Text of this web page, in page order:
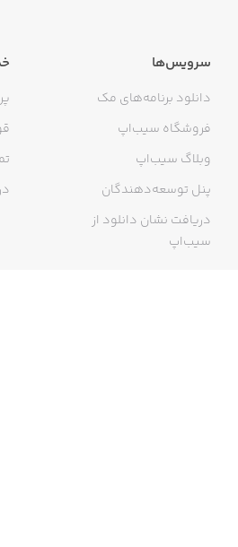
سرویس‌ها
دانلود برنامه‌های مک
فروشگاه سیب‌اپ
وبلاگ سیب‌اپ
پنل توسعه‌دهندگان
دریافت نشان دانلود از
سیب‌اپ